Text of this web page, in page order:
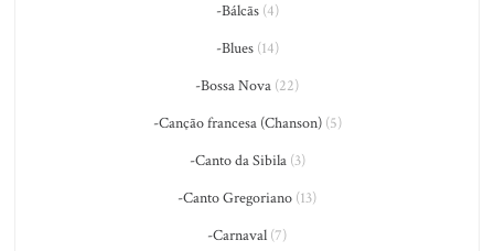
-Bálcãs(4)
-Blues(14)
-Bossa Nova (22)
-Canção francesa (Chanson)(5)
-Canto da Sibila(3)
-Canto Gregoriano (13)
-Carnaval (7)